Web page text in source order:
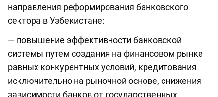
направления реформирования банковского
сектора в Узбекистане:
— повышение эффективности банковской
системы путем создания на финансовом рынке
равных конкурентных условий, кредитования
исключительно на рыночной основе, снижения
зависимости банков от государственных